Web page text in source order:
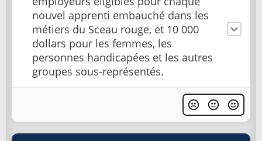
nouvel apprenti embauché dans les
métiers du Sceau rouge, et 10 000
dollars pour les femmes, les
personnes handicapées et les autres
groupes sous-représentés.